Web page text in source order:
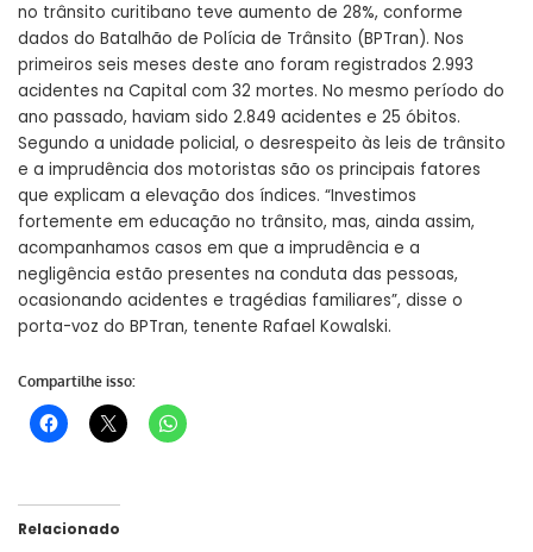
no trânsito curitibano teve aumento de 28%, conforme
dados do Batalhão de Polícia de Trânsito (BPTran). Nos
primeiros seis meses deste ano foram registrados 2.993
acidentes na Capital com 32 mortes. No mesmo período do
ano passado, haviam sido 2.849 acidentes e 25 óbitos.
Segundo a unidade policial, o desrespeito às leis de trânsito
e a imprudência dos motoristas são os principais fatores
que explicam a elevação dos índices. “Investimos
fortemente em educação no trânsito, mas, ainda assim,
acompanhamos casos em que a imprudência e a
negligência estão presentes na conduta das pessoas,
ocasionando acidentes e tragédias familiares”, disse o
porta-voz do BPTran, tenente Rafael Kowalski.
Compartilhe isso:
Relacionado